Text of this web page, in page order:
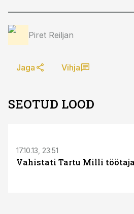
Piret Reiljan
Jaga Vihja
SEOTUD LOOD
17.10.13, 23:51
Vahistati Tartu Milli töötaja